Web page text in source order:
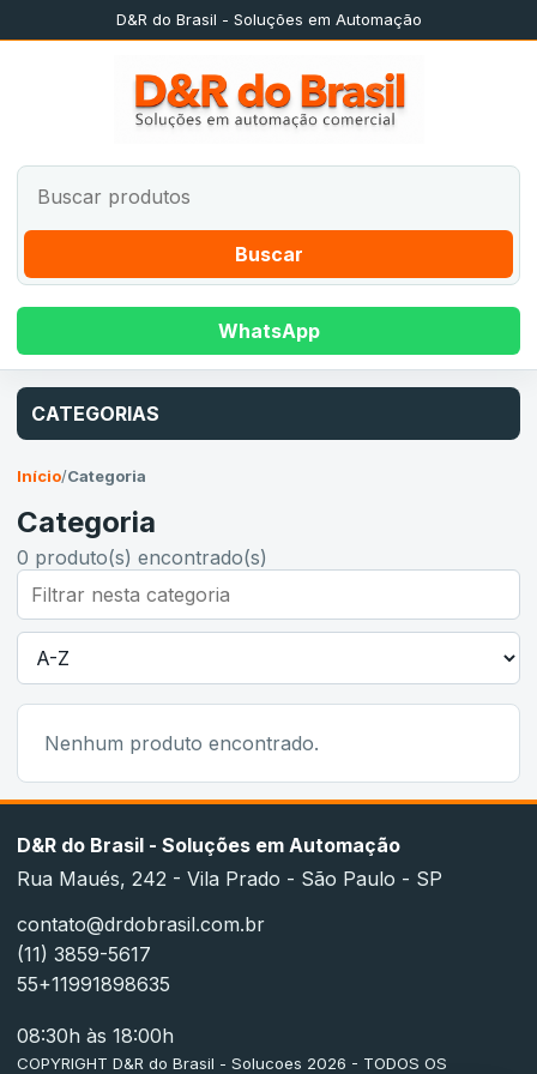
D&R do Brasil - Soluções em Automação
Buscar
WhatsApp
CATEGORIAS
Início/Categoria
Categoria
0 produto(s) encontrado(s)
Nenhum produto encontrado.
D&R do Brasil - Soluções em Automação
Rua Maués, 242 - Vila Prado - São Paulo - SP
contato@drdobrasil.com.br
(11) 3859-5617
55+11991898635
08:30h às 18:00h
COPYRIGHT D&R do Brasil - Solucoes 2026 - TODOS OS